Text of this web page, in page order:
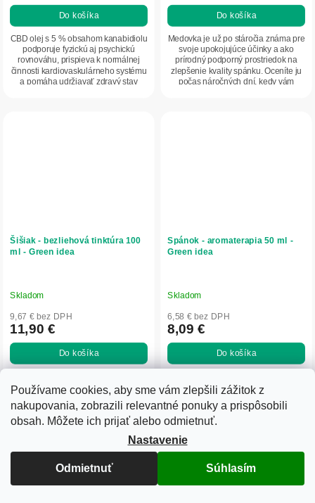
Používame cookies, aby sme vám zlepšili zážitok z
nakupovania, zobrazili relevantné ponuky a prispôsobili
obsah. Môžete ich prijať alebo odmietnuť.
Nastavenie
Odmietnuť Súhlasím
Do košíka
CBD olej s 5 % obsahom kanabidiolu
podporuje fyzickú aj psychickú
rovnováhu, prispieva k normálnej
činnosti kardiovaskulárneho systému
a pomáha udržiavať zdravý stav
Do košíka
Medovka je už po stáročia známa pre
svoje upokojujúce účinky a ako
prírodný podporný prostriedok na
zlepšenie kvality spánku. Oceníte ju
počas náročných dní, kedy vám
Šišiak - bezliehová tinktúra 100
ml - Green idea
Skladom
9,67 € bez DPH
11,90 €
Do košíka
bajkalského podporuje psychickú
pohodu, koncentráciu a duševnú
rovnováhu. Pomáha pri strese,
úzkosti a únave, chráni bunky pred
Spánok - aromaterapia 50 ml -
Green idea
Skladom
6,58 € bez DPH
8,09 €
Do košíka
spánok. Kombinácia levanduľového,
medovkového a litseového
esenciálneho oleja (Vavrín
kubébový) uvoľňuje telo aj myseľ,